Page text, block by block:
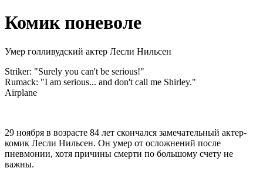
Комик поневоле
Умер голливудский актер Лесли Нильсен
Striker: "Surely you can't be serious!"
Rumack: "I am serious... and don't call me Shirley."
Airplane
29 ноября в возрасте 84 лет скончался замечательный актер-
комик Лесли Нильсен. Он умер от осложнений после
пневмонии, хотя причины смерти по большому счету не
важны.